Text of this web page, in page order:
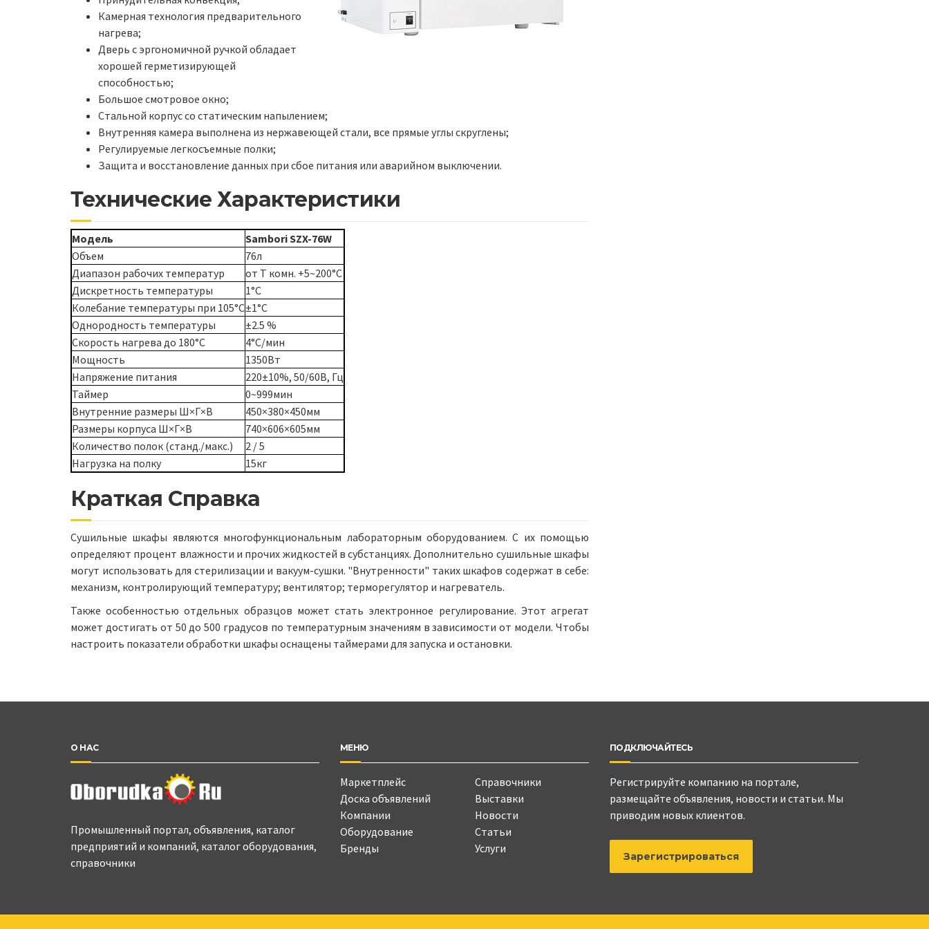
Камерная технология предварительного
нагрева;
Дверь с эргономичной ручкой обладает
хорошей герметизирующей
способностью;
Большое смотровое окно;
Стальной корпус со статическим напылением;
Внутренняя камера выполнена из нержавеющей стали, все прямые углы скруглены;
Регулируемые легкосъемные полки;
Защита и восстановление данных при сбое питания или аварийном выключении.
Технические Характеристики
Модель
Sambori SZX-76W
Объем
76л
Диапазон рабочих температур
от Т комн. +5~200°C
Дискретность температуры
1°C
Колебание температуры при 105°C±1°C
Однородность температуры
±2.5 %
Скорость нагрева до 180°C
4°C/мин
Мощность
1350Вт
Напряжение питания
220±10%, 50/60В, Гц
Таймер
0~999мин
Внутренние размеры Ш×Г×В
450×380×450мм
Размеры корпуса Ш×Г×В
740×606×605мм
Количество полок (станд./макс.)
2 / 5
Нагрузка на полку
15кг
Краткая Справка
Сушильные шкафы являются многофункциональным лабораторным оборудованием. С их помощью
определяют процент влажности и прочих жидкостей в субстанциях. Дополнительно сушильные шкафы
могут использовать для стерилизации и вакуум-сушки. "Внутренности" таких шкафов содержат в себе:
механизм, контролирующий температуру; вентилятор; терморегулятор и нагреватель.
Также особенностью отдельных образцов может стать электронное регулирование. Этот агрегат
может достигать от 50 до 500 градусов по температурным значениям в зависимости от модели. Чтобы
настроить показатели обработки шкафы оснащены таймерами для запуска и остановки.
О НАС
Промышленный портал, объявления, каталог
предприятий и компаний, каталог оборудования,
справочники
МЕНЮ
Маркетплейс
Доска объявлений
Компании
Оборудование
Бренды
Справочники
Выставки
Новости
Статьи
Услуги
ПОДКЛЮЧАЙТЕСЬ
Регистрируйте компанию на портале,
размещайте объявления, новости и статьи. Мы
приводим новых клиентов.
Зарегистрироваться